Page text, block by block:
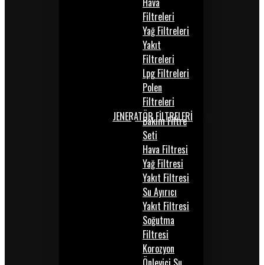
Filtreleri
Yağ Filtreleri
Yakıt
Filtreleri
Lpg Filtreleri
Polen
Filtreleri
JENERATÖR FİLTRELERİ
Bakım Filtre
Seti
Hava Filtresi
Yağ Filtresi
Yakıt Filtresi
Su Ayırıcı
Yakıt Filtresi
Soğutma
Filtresi
Korozyon